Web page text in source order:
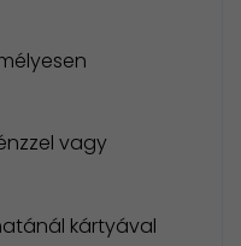
vagy
kártyával